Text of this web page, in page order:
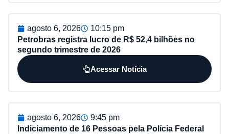
agosto 6, 2026
10:15 pm
Petrobras registra lucro de R$ 52,4 bilhões no
segundo trimestre de 2026
Acessar Notícia
agosto 6, 2026
9:45 pm
Indiciamento de 16 Pessoas pela Polícia Federal